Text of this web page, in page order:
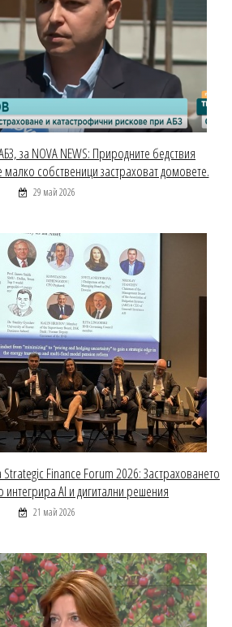
за NOVA NEWS: Природните бедствия
собственици застраховат домовете.
29 май 2026
Finance Forum 2026: Застраховането
интегрира AI и дигитални решения
21 май 2026